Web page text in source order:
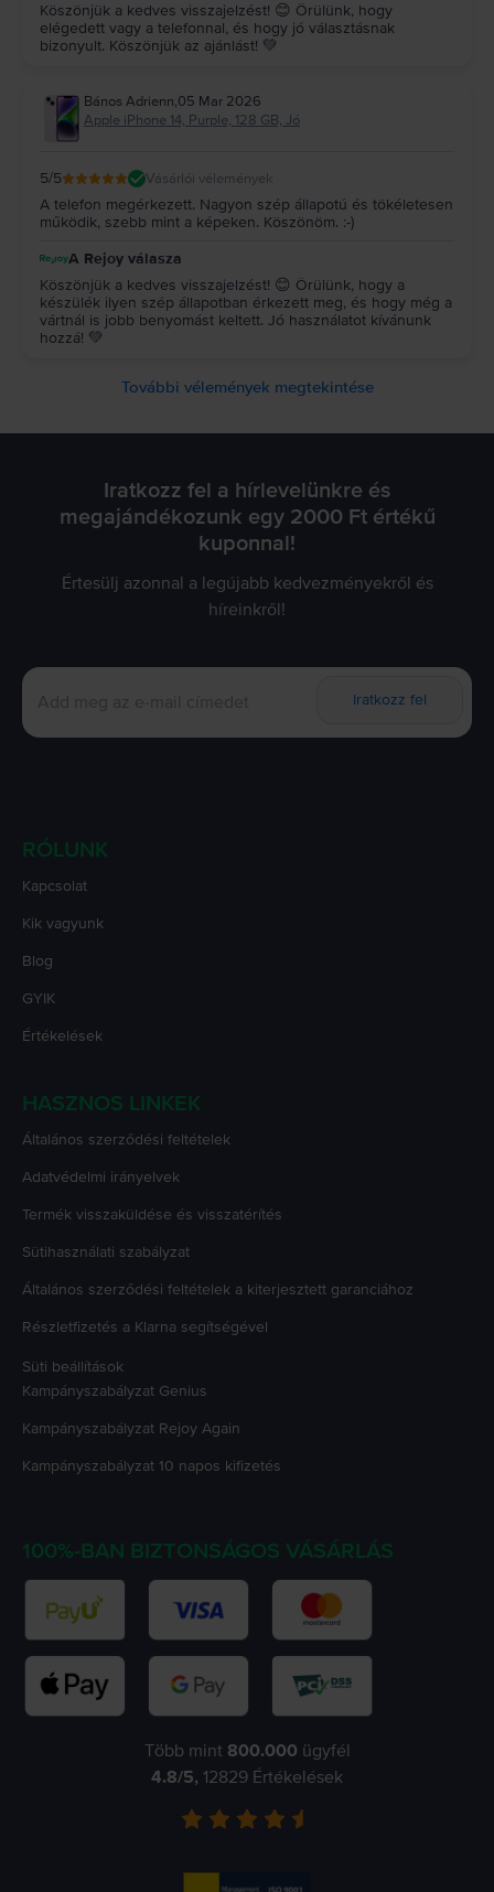
Köszönjük a kedves visszajelzést! 😊 Örülünk, hogy
elégedett vagy a telefonnal, és hogy jó választásnak
bizonyult. Köszönjük az ajánlást! 💚
Bános Adrienn,05 Mar 2026
Apple iPhone 14, Purple, 128 GB, Jó
5/5 Vásárlói vélemények
A telefon megérkezett. Nagyon szép állapotú és tökéletesen
működik, szebb mint a képeken. Köszönöm. :-)
A Rejoy válasza
Köszönjük a kedves visszajelzést! 😊 Örülünk, hogy a
készülék ilyen szép állapotban érkezett meg, és hogy még a
vártnál is jobb benyomást keltett. Jó használatot kívánunk
hozzá! 💚
További vélemények megtekintése
Iratkozz fel a hírlevelünkre és
megajándékozunk egy 2000 Ft értékű
kuponnal!
Értesülj azonnal a legújabb kedvezményekről és
híreinkről!
Iratkozz fel
RÓLUNK
Kapcsolat
Kik vagyunk
Blog
GYIK
Értékelések
HASZNOS LINKEK
Általános szerződési feltételek
Adatvédelmi irányelvek
Termék visszaküldése és visszatérítés
Sütihasználati szabályzat
Általános szerződési feltételek a kiterjesztett garanciához
Részletfizetés a Klarna segítségével
Süti beállítások
Kampányszabályzat Genius
Kampányszabályzat Rejoy Again
Kampányszabályzat 10 napos kifizetés
100%-BAN BIZTONSÁGOS VÁSÁRLÁS
Több mint 800.000 ügyfél
4.8/5, 12829 Értékelések